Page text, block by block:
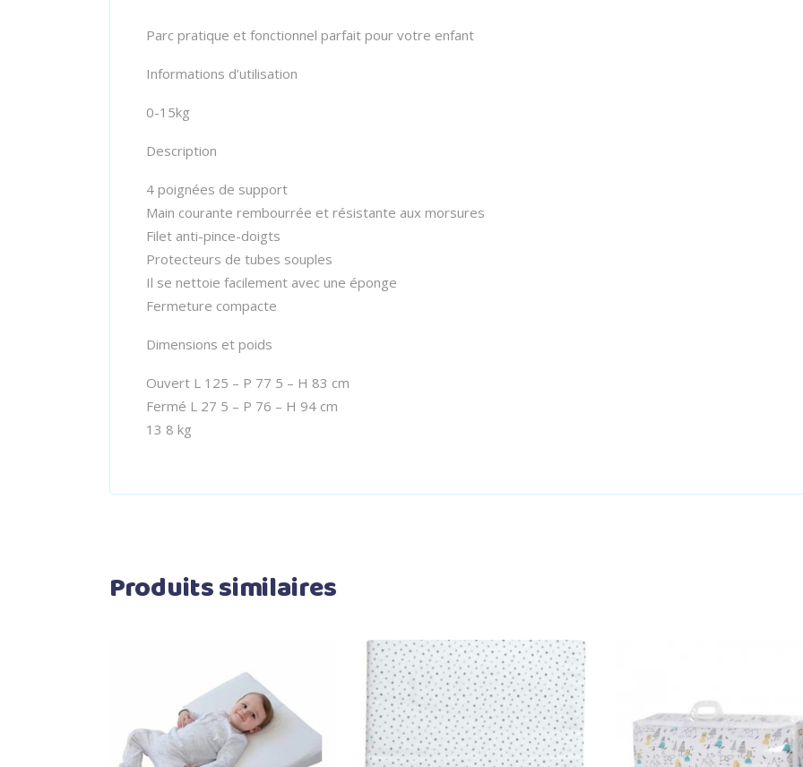
Parc pratique et fonctionnel parfait pour votre enfant
Informations d’utilisation
0-15kg
Description
4 poignées de support
Main courante rembourrée et résistante aux morsures
Filet anti-pince-doigts
Protecteurs de tubes souples
Il se nettoie facilement avec une éponge
Fermeture compacte
Dimensions et poids
Ouvert L 125 – P 77 5 – H 83 cm
Fermé L 27 5 – P 76 – H 94 cm
13 8 kg
Produits similaires
Ajouter au panier Ajouter au panier Ajouter au panier